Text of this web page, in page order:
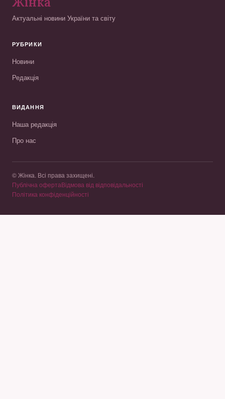
Актуальні новини України та світу
РУБРИКИ
Новини
Редакція
ВИДАННЯ
Наша редакція
Про нас
© Жінка. Всі права захищені.
Публічна офертаВідмова від відповідальності
Політика конфіденційності